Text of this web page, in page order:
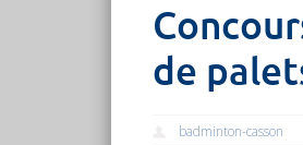
de
badminton-casson